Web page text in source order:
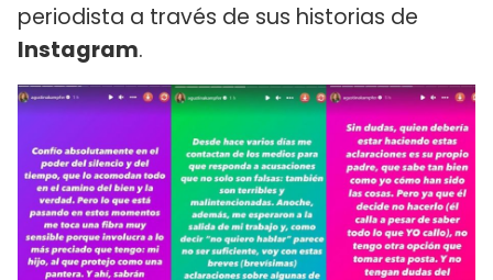
periodista a través de sus historias de
Instagram.